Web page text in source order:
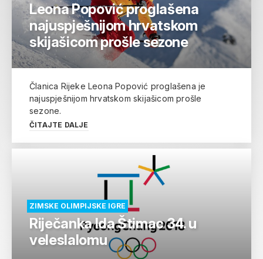
Leona Popović proglašena
najuspješnijom hrvatskom
skijašicom prošle sezone
Članica Rijeke Leona Popović proglašena je
najuspješnijom hrvatskom skijašicom prošle
sezone.
ČITAJTE DALJE
ZIMSKE OLIMPIJSKE IGRE
Riječanka Ida Štimac 34. u
veleslalomu